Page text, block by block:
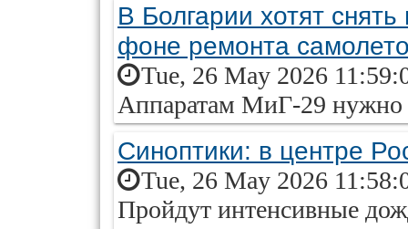
В Болгарии хотят
фоне ремонта
Tue, 26 May 2026
Аппаратам МиГ-29 нужно
Синоптики: в центре
Tue, 26 May 2026
Пройдут интенсивные